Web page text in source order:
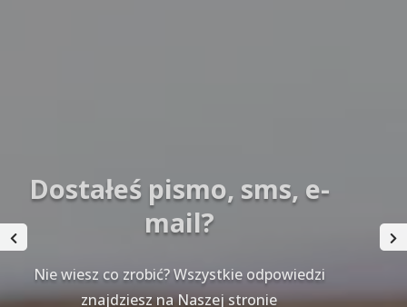
Dostałeś pismo, sms, e-
mail?
Nie wiesz co zrobić? Wszystkie odpowiedzi
znajdziesz na Naszej stronie